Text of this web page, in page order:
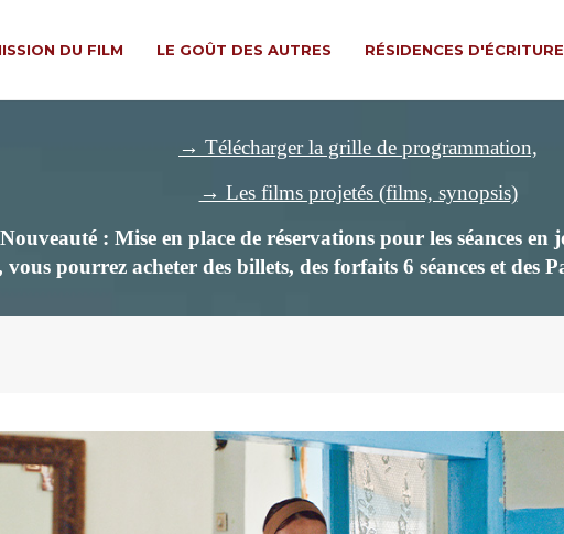
DU FILM LE GOÛT DES AUTRES RÉSIDENCES D'ÉCRITURE
→ Télécharger la grille de programmation,
→ Les films projetés (films, synopsis)
: Mise en place de réservations pour les séances
pourrez acheter des billets, des forfaits 6 séances et des